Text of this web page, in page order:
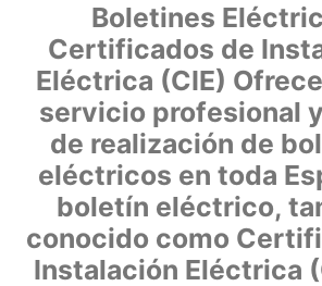
Boletines
Certificados de
Eléctrica (CIE)
servicio profesional
de realización de
eléctricos en toda
boletín eléctrico,
conocido como
Instalación Eléctrica